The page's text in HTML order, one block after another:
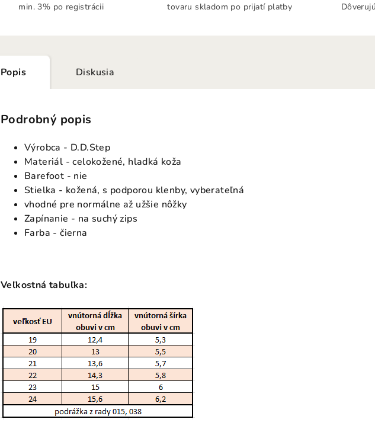
min. 3% po registrácii tovaru skladom po prijatí platby
Popis Diskusia
Podrobný popis
Výrobca - D.D.Step
Materiál - celokožené, hladká koža
Barefoot - nie
Stielka - kožená, s podporou klenby, vyberateľná
vhodné pre normálne až užšie nôžky
Zapínanie - na suchý zips
Farba - čierna
Veľkostná tabuľka: